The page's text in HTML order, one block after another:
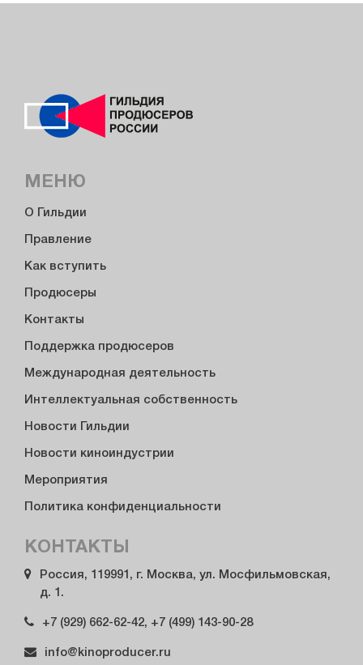
МЕНЮ
О Гильдии
Правление
Как вступить
Продюсеры
Контакты
Поддержка продюсеров
Международная деятельность
Интеллектуальная собственность
Новости Гильдии
Новости киноиндустрии
Мероприятия
Политика конфиденциальности
КОНТАКТЫ
Россия, 119991, г. Москва, ул. Мосфильмовская,
д. 1.
+7 (929) 662-62-42, +7 (499) 143-90-28
info@kinoproducer.ru